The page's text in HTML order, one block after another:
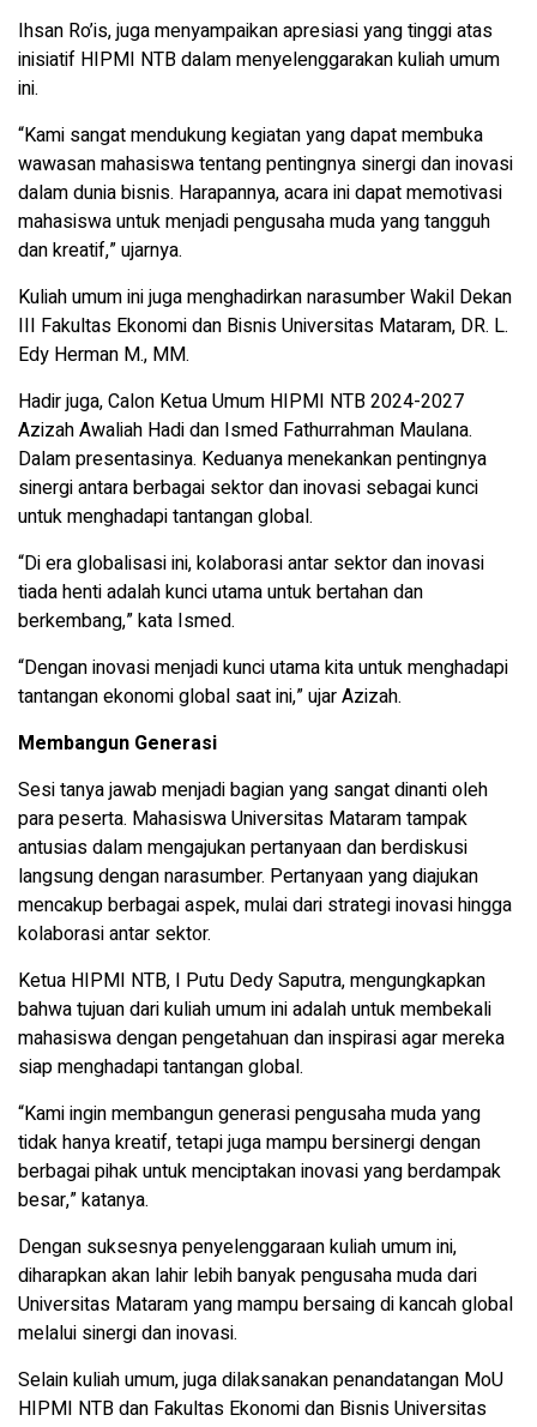
Ihsan Ro’is, juga menyampaikan apresiasi yang tinggi atas
inisiatif HIPMI NTB dalam menyelenggarakan kuliah umum
ini.
“Kami sangat mendukung kegiatan yang dapat membuka
wawasan mahasiswa tentang pentingnya sinergi dan inovasi
dalam dunia bisnis. Harapannya, acara ini dapat memotivasi
mahasiswa untuk menjadi pengusaha muda yang tangguh
dan kreatif,” ujarnya.
Kuliah umum ini juga menghadirkan narasumber Wakil Dekan
III Fakultas Ekonomi dan Bisnis Universitas Mataram, DR. L.
Edy Herman M., MM.
Hadir juga, Calon Ketua Umum HIPMI NTB 2024-2027
Azizah Awaliah Hadi dan Ismed Fathurrahman Maulana.
Dalam presentasinya. Keduanya menekankan pentingnya
sinergi antara berbagai sektor dan inovasi sebagai kunci
untuk menghadapi tantangan global.
“Di era globalisasi ini, kolaborasi antar sektor dan inovasi
tiada henti adalah kunci utama untuk bertahan dan
berkembang,” kata Ismed.
“Dengan inovasi menjadi kunci utama kita untuk menghadapi
tantangan ekonomi global saat ini,” ujar Azizah.
Membangun Generasi
Sesi tanya jawab menjadi bagian yang sangat dinanti oleh
para peserta. Mahasiswa Universitas Mataram tampak
antusias dalam mengajukan pertanyaan dan berdiskusi
langsung dengan narasumber. Pertanyaan yang diajukan
mencakup berbagai aspek, mulai dari strategi inovasi hingga
kolaborasi antar sektor.
Ketua HIPMI NTB, I Putu Dedy Saputra, mengungkapkan
bahwa tujuan dari kuliah umum ini adalah untuk membekali
mahasiswa dengan pengetahuan dan inspirasi agar mereka
siap menghadapi tantangan global.
“Kami ingin membangun generasi pengusaha muda yang
tidak hanya kreatif, tetapi juga mampu bersinergi dengan
berbagai pihak untuk menciptakan inovasi yang berdampak
besar,” katanya.
Dengan suksesnya penyelenggaraan kuliah umum ini,
diharapkan akan lahir lebih banyak pengusaha muda dari
Universitas Mataram yang mampu bersaing di kancah global
melalui sinergi dan inovasi.
Selain kuliah umum, juga dilaksanakan penandatangan MoU
HIPMI NTB dan Fakultas Ekonomi dan Bisnis Universitas